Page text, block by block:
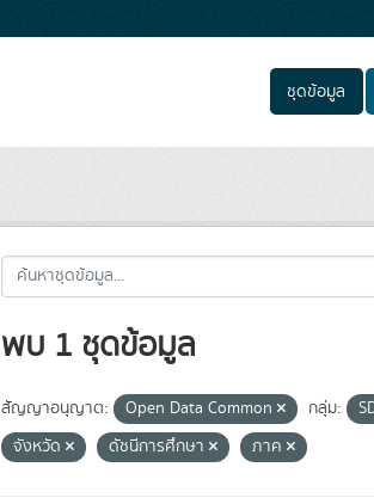
ชุดข้อมูล
พบ 1 ชุดข้อมูล
สัญญาอนุญาต: Open Data Common กลุ่ม:
จังหวัด
ดัชนีการศึกษา ภาค